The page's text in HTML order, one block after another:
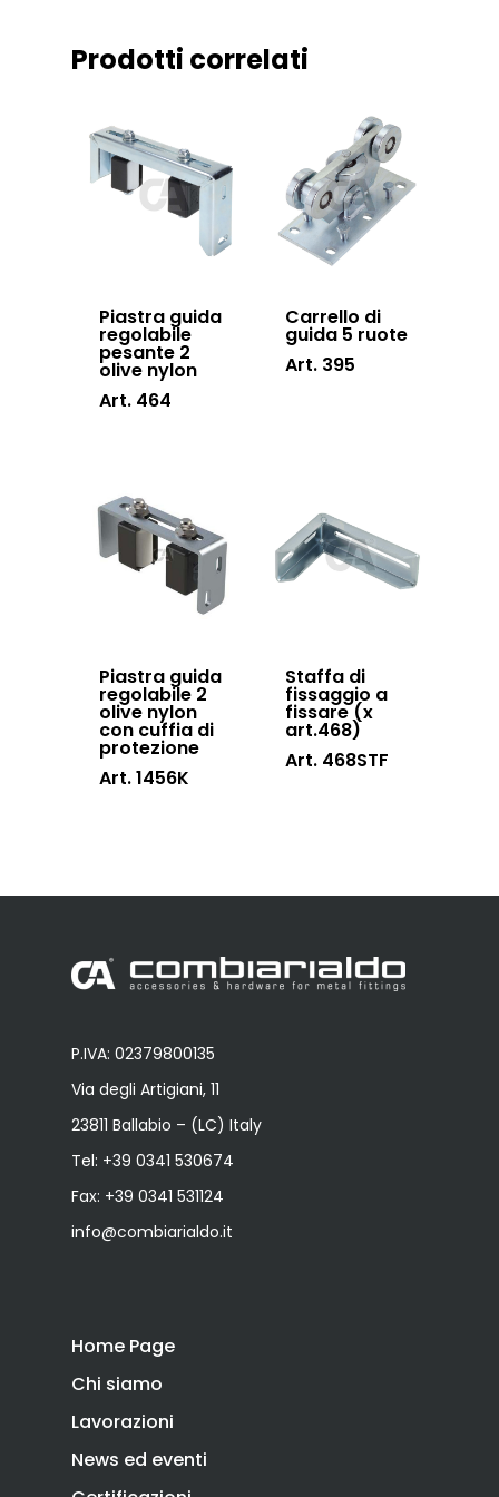
Prodotti correlati
Piastra guida
regolabile
pesante 2
olive nylon
Art. 464
Carrello di
guida 5 ruote
Art. 395
Piastra guida
regolabile 2
olive nylon
con cuffia di
protezione
Art. 1456K
Staffa di
fissaggio a
fissare (x
art.468)
Art. 468STF
P.IVA: 02379800135
Via degli Artigiani, 11
23811 Ballabio – (LC) Italy
Tel: +39 0341 530674
Fax: +39 0341 531124
info@combiarialdo.it
Home Page
Chi siamo
Lavorazioni
News ed eventi
Accessori
sospesi
Swing gates
accessories
Hardware
Inox
Certificazioni
Lavora con noi
Contatti